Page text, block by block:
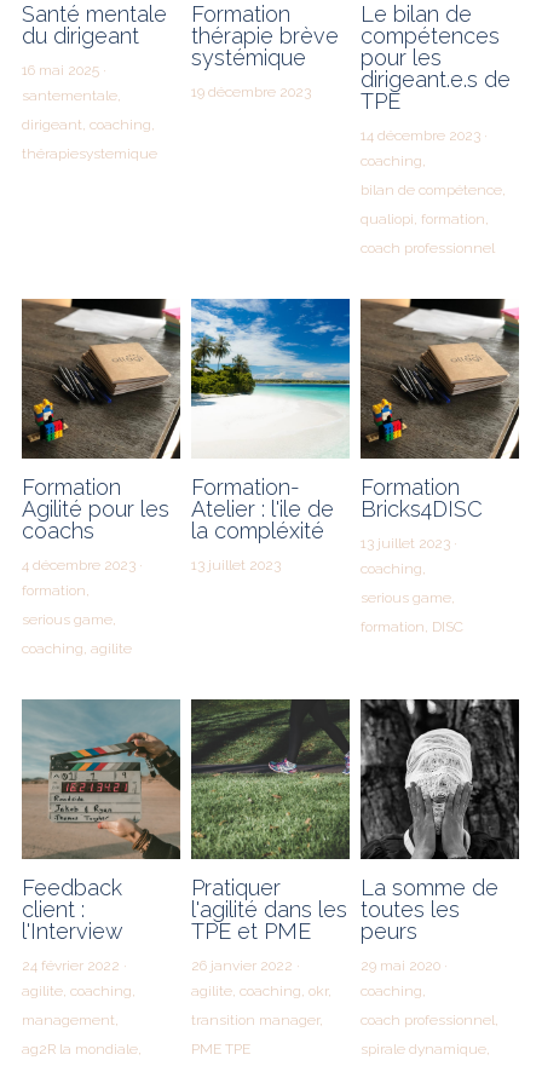
Santé mentale
du dirigeant
16 mai 2025·
santementale,
dirigeant, coaching,
thérapiesystemique
Formation
thérapie brève
systémique
19 décembre 2023
Le bilan de
compétences
pour les
dirigeant.e.s de
TPE
14 décembre 2023·
coaching,
bilan de compétence,
qualiopi, formation,
coach professionnel
Formation
Agilité pour les
coachs
4 décembre 2023·
formation,
serious game,
coaching, agilite
Formation-
Atelier : l'ile de
la compléxité
13 juillet 2023
Formation
Bricks4DISC
13 juillet 2023·
coaching,
serious game,
formation, DISC
Feedback
client :
l'Interview
24 février 2022 ·
agilite, coaching,
management,
ag2R la mondiale,
Pratiquer
l'agilité dans les
TPE et PME
26 janvier 2022 ·
agilite, coaching, okr,
transition manager,
PME TPE
La somme de
toutes les
peurs
29 mai 2020·
coaching,
coach professionnel,
spirale dynamique,